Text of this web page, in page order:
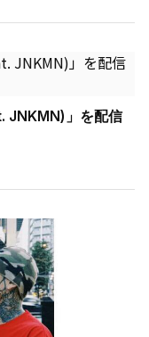
JNKMN)」を配信